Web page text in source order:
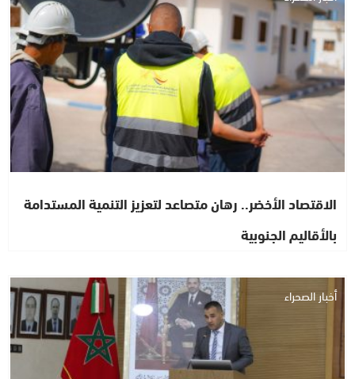
الاقتصاد الأخضر.. رهان متصاعد لتعزيز التنمية المستدامة
بالأقاليم الجنوبية
أخبار الصحراء